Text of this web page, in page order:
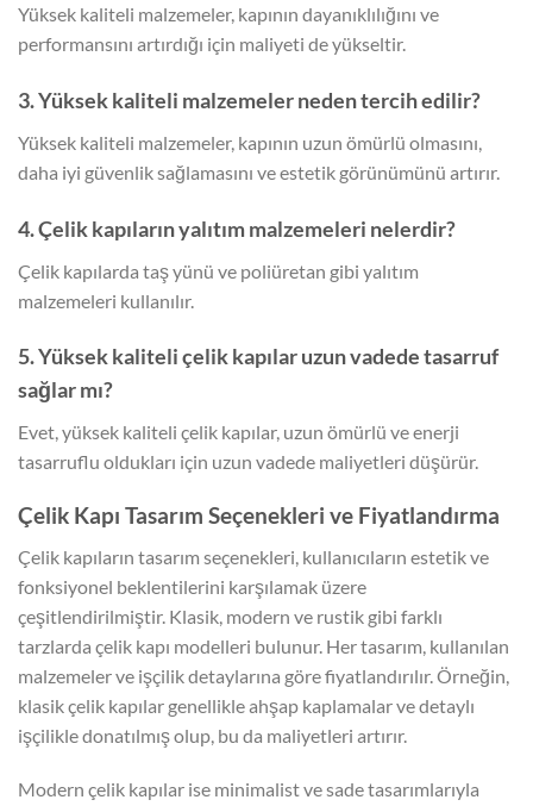
Yüksek kaliteli malzemeler, kapının dayanıklılığını ve
performansını artırdığı için maliyeti de yükseltir.
3. Yüksek kaliteli malzemeler neden tercih edilir?
Yüksek kaliteli malzemeler, kapının uzun ömürlü olmasını,
daha iyi güvenlik sağlamasını ve estetik görünümünü artırır.
4. Çelik kapıların yalıtım malzemeleri nelerdir?
Çelik kapılarda taş yünü ve poliüretan gibi yalıtım
malzemeleri kullanılır.
5. Yüksek kaliteli çelik kapılar uzun vadede tasarruf
sağlar mı?
Evet, yüksek kaliteli çelik kapılar, uzun ömürlü ve enerji
tasarruflu oldukları için uzun vadede maliyetleri düşürür.
Çelik Kapı Tasarım Seçenekleri ve Fiyatlandırma
Çelik kapıların tasarım seçenekleri, kullanıcıların estetik ve
fonksiyonel beklentilerini karşılamak üzere
çeşitlendirilmiştir. Klasik, modern ve rustik gibi farklı
tarzlarda çelik kapı modelleri bulunur. Her tasarım, kullanılan
malzemeler ve işçilik detaylarına göre fiyatlandırılır. Örneğin,
klasik çelik kapılar genellikle ahşap kaplamalar ve detaylı
işçilikle donatılmış olup, bu da maliyetleri artırır.
Modern çelik kapılar ise minimalist ve sade tasarımlarıyla